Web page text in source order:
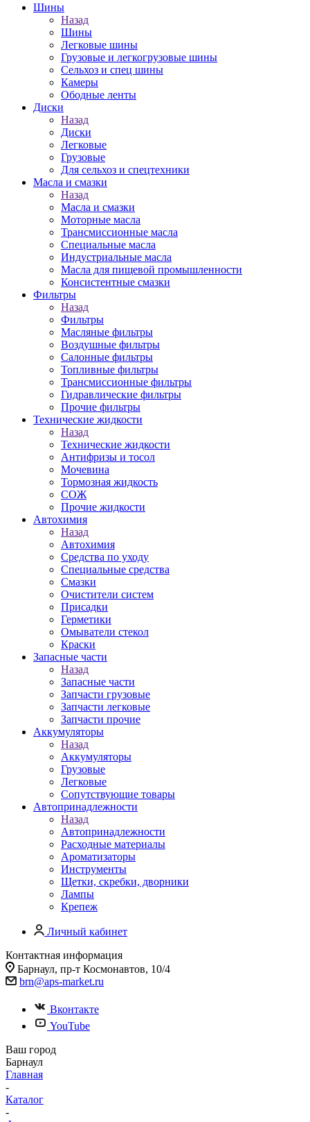
Шины
Назад
Шины
Легковые шины
Грузовые и легкогрузовые шины
Сельхоз и спец шины
Камеры
Ободные ленты
Диски
Назад
Диски
Легковые
Грузовые
Для сельхоз и спецтехники
Масла и смазки
Назад
Масла и смазки
Моторные масла
Трансмиссионные масла
Специальные масла
Индустриальные масла
Масла для пищевой промышленности
Консистентные смазки
Фильтры
Назад
Фильтры
Масляные фильтры
Воздушные фильтры
Салонные фильтры
Топливные фильтры
Трансмиссионные фильтры
Гидравлические фильтры
Прочие фильтры
Технические жидкости
Назад
Технические жидкости
Антифризы и тосол
Мочевина
Тормозная жидкость
СОЖ
Прочие жидкости
Автохимия
Назад
Автохимия
Средства по уходу
Специальные средства
Смазки
Очистители систем
Присадки
Герметики
Омыватели стекол
Краски
Запасные части
Назад
Запасные части
Запчасти грузовые
Запчасти легковые
Запчасти прочие
Аккумуляторы
Назад
Аккумуляторы
Грузовые
Легковые
Сопутствующие товары
Автопринадлежности
Назад
Автопринадлежности
Расходные материалы
Ароматизаторы
Инструменты
Щетки, скребки, дворники
Лампы
Крепеж
Личный кабинет
Контактная информация
Барнаул, пр-т Космонавтов, 10/4
brn@aps-market.ru
Вконтакте
YouTube
Ваш город
Барнаул
Главная
-
Каталог
-